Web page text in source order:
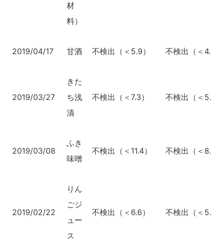
材
料）
2019/04/17 甘酒 不検出（＜5.9） 不検出（＜4.6
2019/03/27
きた
ち浅
漬
不検出（＜7.3） 不検出（＜5.4
2019/03/08
ふき
味噌
不検出（＜11.4） 不検出（＜8.7
2019/02/22
りん
ごジ
ュー
ス
不検出（＜6.6） 不検出（＜5.0